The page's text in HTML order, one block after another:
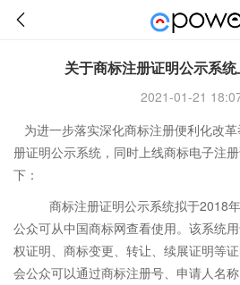
关于商标注册证明公示系
2021-01-21
为进一步落实深化商标注册便利化改
册证明公示系统，同时上线商标电子注
下：
商标注册证明公示系统拟于2018
公众可从中国商标网查看使用。该系统
权证明、商标变更、转让、续展证明等
会公众可以通过商标注册号、申请人名